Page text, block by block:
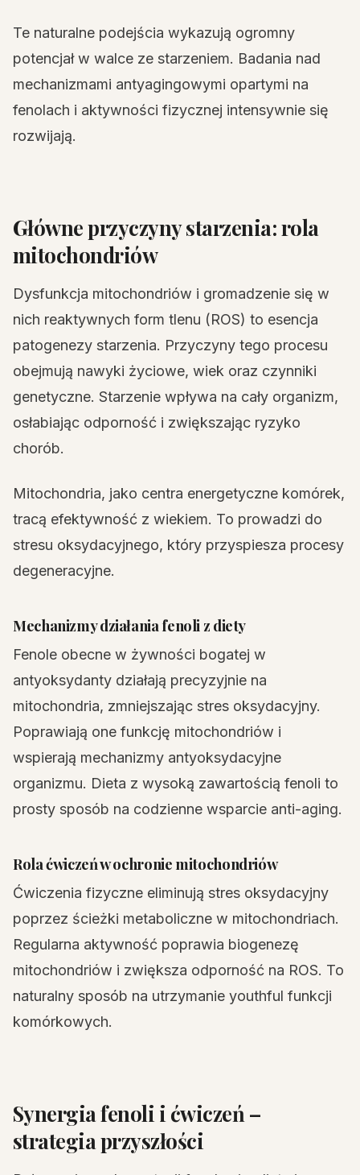
Te naturalne podejścia wykazują ogromny
potencjał w walce ze starzeniem. Badania nad
mechanizmami antyagingowymi opartymi na
fenolach i aktywności fizycznej intensywnie się
rozwijają.
Główne przyczyny starzenia: rola
mitochondriów
Dysfunkcja mitochondriów i gromadzenie się w
nich reaktywnych form tlenu (ROS) to esencja
patogenezy starzenia. Przyczyny tego procesu
obejmują nawyki życiowe, wiek oraz czynniki
genetyczne. Starzenie wpływa na cały organizm,
osłabiając odporność i zwiększając ryzyko
chorób.
Mitochondria, jako centra energetyczne komórek,
tracą efektywność z wiekiem. To prowadzi do
stresu oksydacyjnego, który przyspiesza procesy
degeneracyjne.
Mechanizmy działania fenoli z diety
Fenole obecne w żywności bogatej w
antyoksydanty działają precyzyjnie na
mitochondria, zmniejszając stres oksydacyjny.
Poprawiają one funkcję mitochondriów i
wspierają mechanizmy antyoksydacyjne
organizmu. Dieta z wysoką zawartością fenoli to
prosty sposób na codzienne wsparcie anti-aging.
Rola ćwiczeń w ochronie mitochondriów
Ćwiczenia fizyczne eliminują stres oksydacyjny
poprzez ścieżki metaboliczne w mitochondriach.
Regularna aktywność poprawia biogenezę
mitochondriów i zwiększa odporność na ROS. To
naturalny sposób na utrzymanie youthful funkcji
komórkowych.
Synergia fenoli i ćwiczeń –
strategia przyszłości